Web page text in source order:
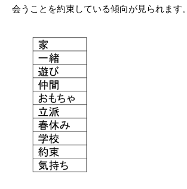
会うことを約束している傾向が見られます。